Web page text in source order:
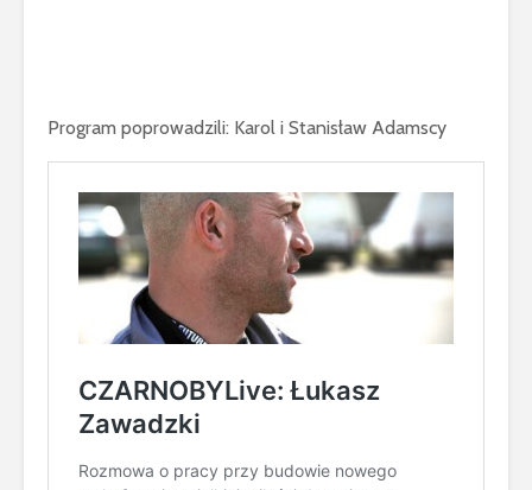
Program poprowadzili: Karol i Stanisław Adamscy